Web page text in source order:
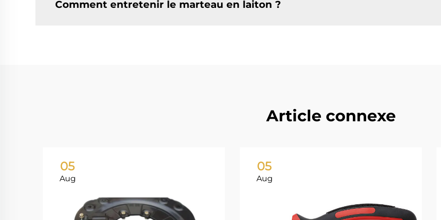
Comment entretenir le marteau en laiton ?
Article connexe
05
Aug
05
Aug